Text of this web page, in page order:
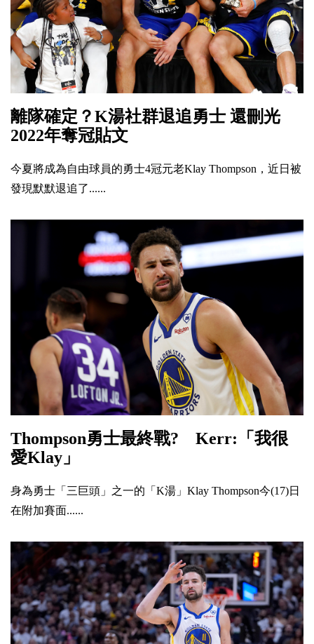
離隊確定？K湯社群退追勇士 還刪光
2022年奪冠貼文
今夏將成為自由球員的勇士4冠元老Klay Thompson，近日被
發現默默退追了......
Thompson勇士最終戰? Kerr:「我很
愛Klay」
身為勇士「三巨頭」之一的「K湯」Klay Thompson今(17)日
在附加賽面......